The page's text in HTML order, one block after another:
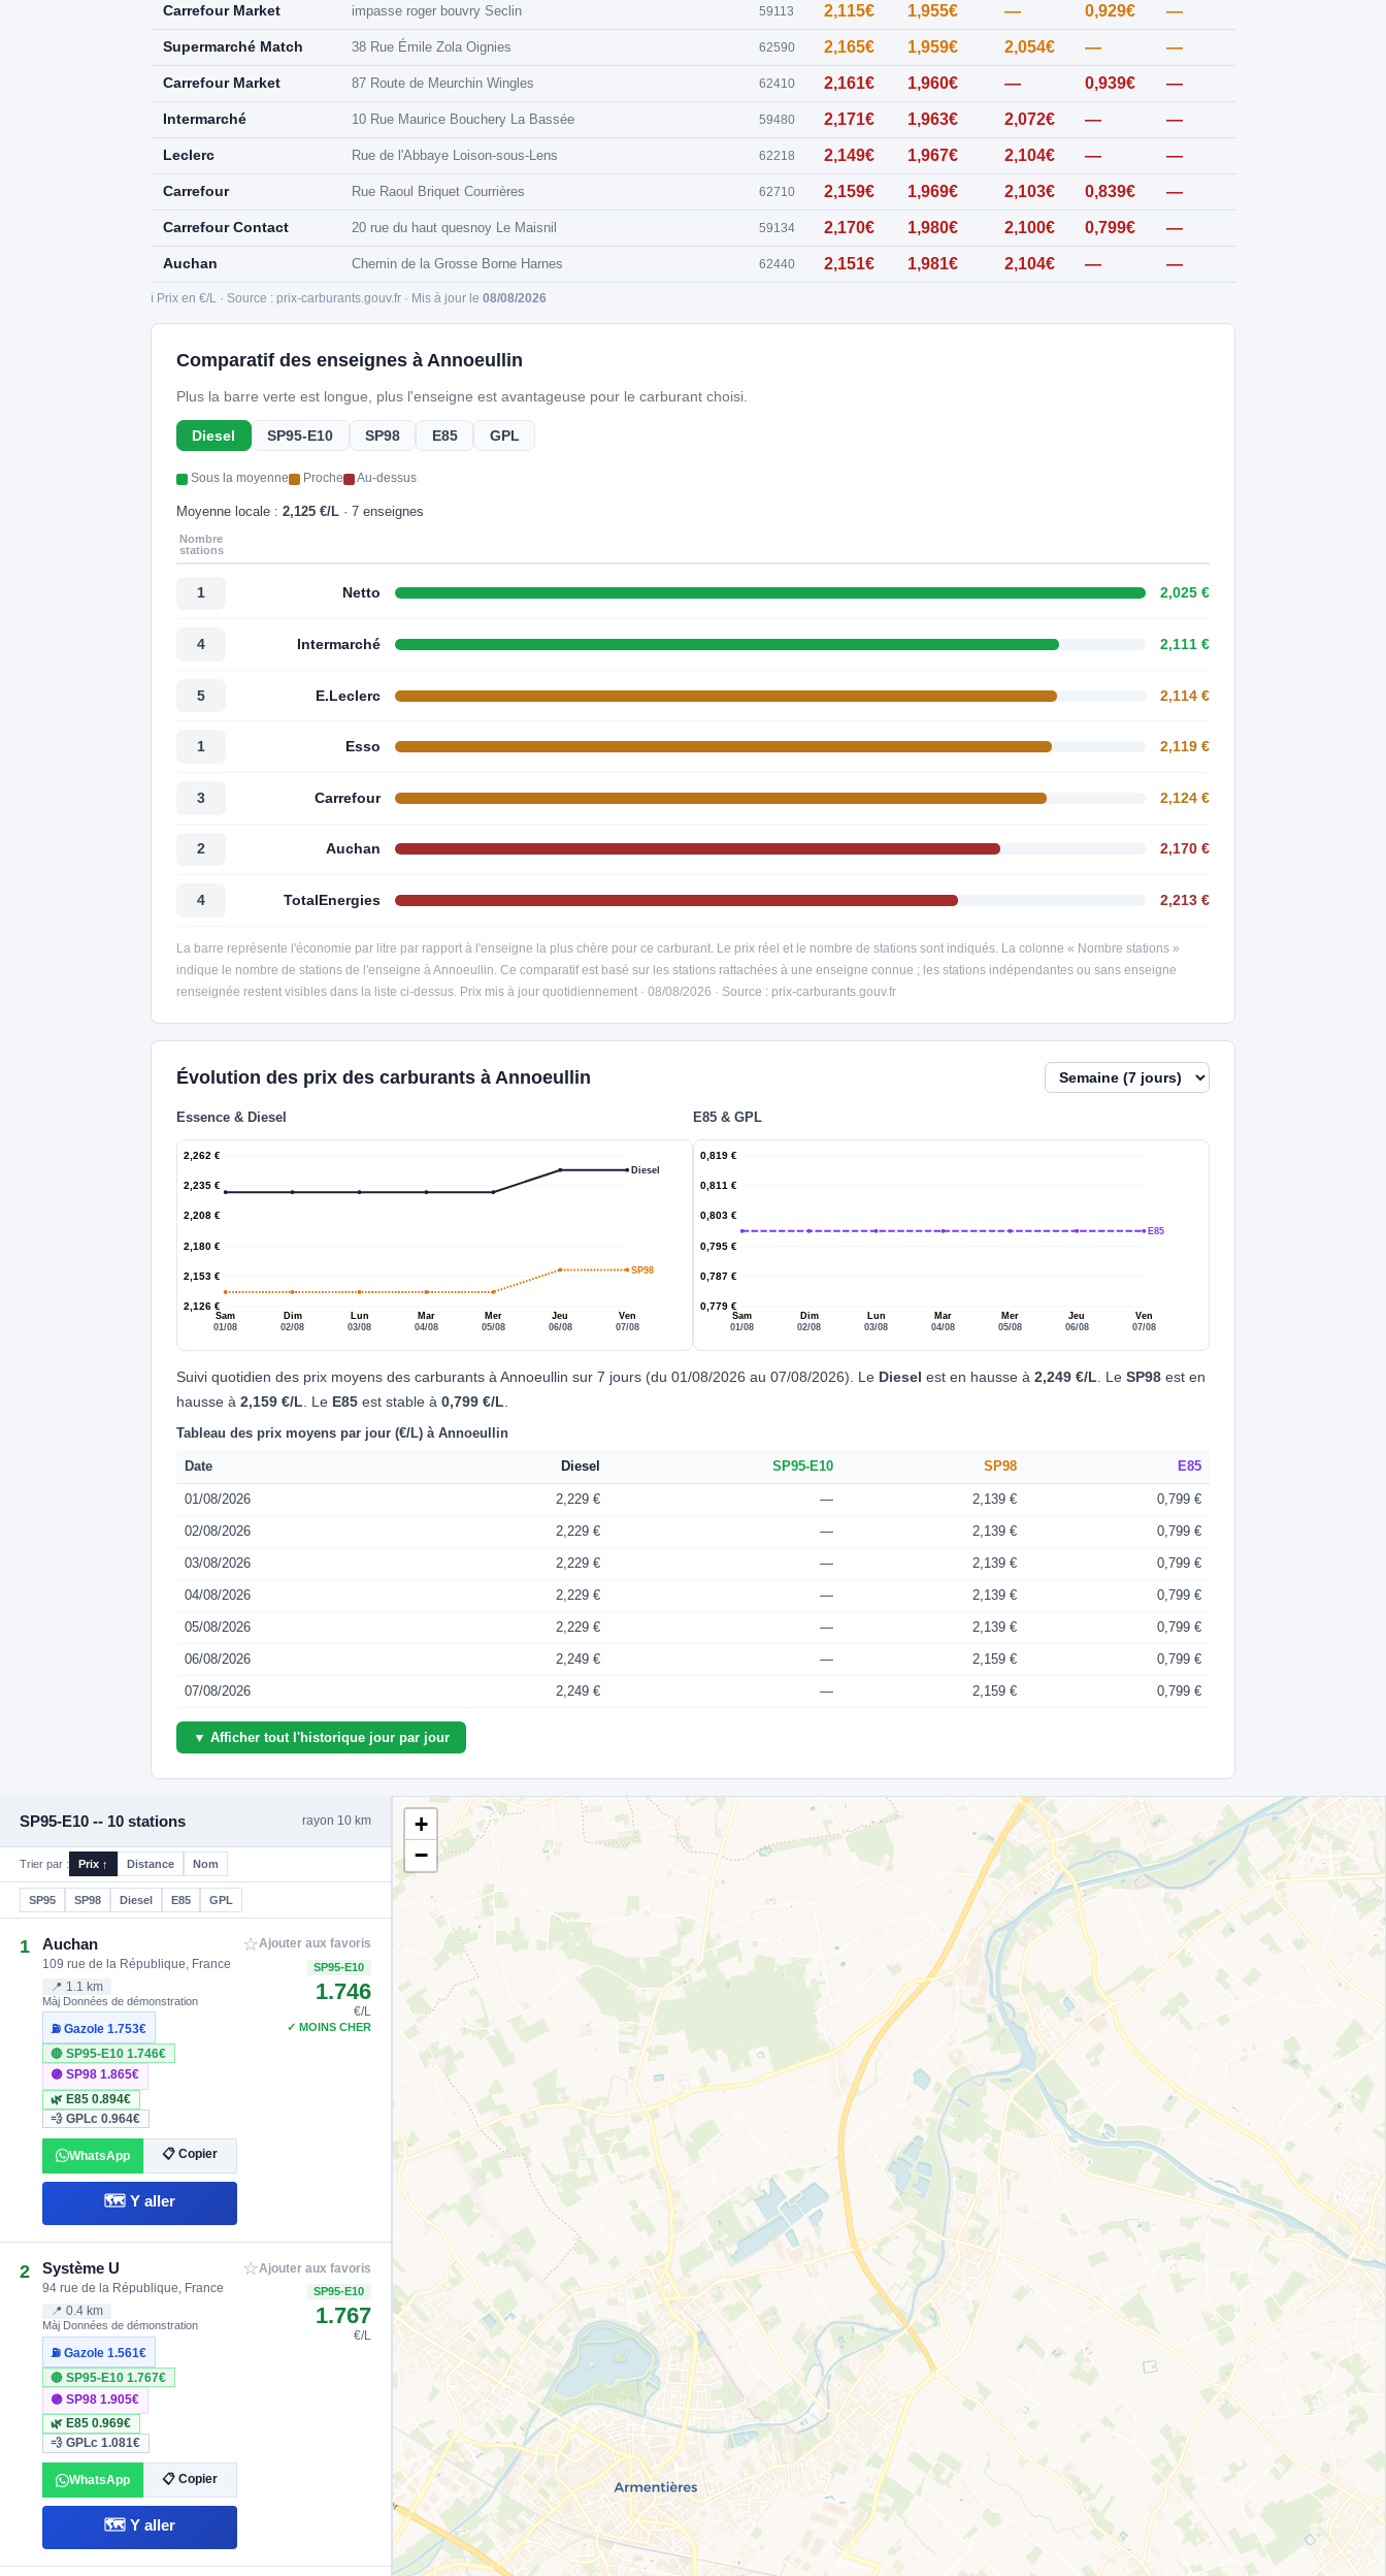
Carrefour Market impasse roger bouvry Seclin 59113 2,115€ 1,955€ — 0,929€ —
Supermarché Match 38 Rue Émile Zola Oignies 62590 2,165€ 1,959€ 2,054€ — —
Carrefour Market 87 Route de Meurchin Wingles 62410 2,161€ 1,960€ — 0,939€ —
Intermarché 10 Rue Maurice Bouchery La Bassée 59480 2,171€ 1,963€ 2,072€ — —
Leclerc Rue de l'Abbaye Loison-sous-Lens 62218 2,149€ 1,967€ 2,104€ — —
Carrefour Rue Raoul Briquet Courrières 62710 2,159€ 1,969€ 2,103€ 0,839€ —
Carrefour Contact 20 rue du haut quesnoy Le Maisnil 59134 2,170€ 1,980€ 2,100€ 0,799€ —
Auchan Chemin de la Grosse Borne Harnes 62440 2,151€ 1,981€ 2,104€ — —
ℹ️ Prix en €/L · Source : prix-carburants.gouv.fr · Mis à jour le 08/08/2026
Comparatif des enseignes à Annoeullin
Plus la barre verte est longue, plus l'enseigne est avantageuse pour le carburant choisi.
Diesel SP95-E10 SP98 E85 GPL
Sous la moyenne Proche Au-dessus
Moyenne locale : 2,125 €/L · 7 enseignes
Nombre
stations
1 Netto 2,025 €
4 Intermarché 2,111 €
5 E.Leclerc 2,114 €
1 Esso 2,119 €
3 Carrefour 2,124 €
2 Auchan 2,170 €
4 TotalEnergies 2,213 €
La barre représente l'économie par litre par rapport à l'enseigne la plus chère pour ce carburant. Le prix réel et le nombre de stations sont indiqués. La colonne « Nombre stations »
indique le nombre de stations de l'enseigne à Annoeullin. Ce comparatif est basé sur les stations rattachées à une enseigne connue ; les stations indépendantes ou sans enseigne
renseignée restent visibles dans la liste ci-dessus. Prix mis à jour quotidiennement · 08/08/2026 · Source : prix-carburants.gouv.fr
Évolution des prix des carburants à Annoeullin
Essence & Diesel
2,126 €
2,153 €
2,180 €
2,208 €
2,235 €
2,262 €
Sam
01/08
Dim
02/08
Lun
03/08
Mar
04/08
Mer
05/08
Jeu
06/08
Ven
07/08
Diesel
SP98
E85 & GPL
0,779 €
0,787 €
0,795 €
0,803 €
0,811 €
0,819 €
Sam
01/08
Dim
02/08
Lun
03/08
Mar
04/08
Mer
05/08
Jeu
06/08
Ven
07/08
E85
Suivi quotidien des prix moyens des carburants à Annoeullin sur 7 jours (du 01/08/2026 au 07/08/2026). Le Diesel est en hausse à 2,249 €/L . Le SP98 est en
hausse à 2,159 €/L . Le E85 est stable à 0,799 €/L
Tableau des prix moyens par jour (€/L) à Annoeullin
Date Diesel SP95-E10 SP98 E85
01/08/2026 2,229 € — 2,139 € 0,799 €
02/08/2026 2,229 € — 2,139 € 0,799 €
03/08/2026 2,229 € — 2,139 € 0,799 €
04/08/2026 2,229 € — 2,139 € 0,799 €
05/08/2026 2,229 € — 2,139 € 0,799 €
06/08/2026 2,249 € — 2,159 € 0,799 €
07/08/2026 2,249 € — 2,159 € 0,799 €
▼ Afficher tout l'historique jour par jour
SP95-E10 -- 10 stations rayon 10 km
Trier par : Prix ↑ Distance Nom
SP95 SP98 Diesel E85 GPL
1 Auchan
109 rue de la République, France
📍 1.1 km
Màj Données de démonstration
⛽ Gazole1.753€
🔴 SP95-E101.746€
🟣 SP981.865€
🌿 E850.894€
💨 GPLc0.964€
WhatsApp 📋 Copier
🗺️ Y aller
☆Ajouter aux favoris
SP95-E10
1.746
€/L
✓ MOINS CHER
2 Système U
94 rue de la République, France
📍 0.4 km
Màj Données de démonstration
⛽ Gazole1.561€
🔴 SP95-E101.767€
🟣 SP981.905€
🌿 E850.969€
💨 GPLc1.081€
WhatsApp 📋 Copier
🗺️ Y aller
☆Ajouter aux favoris
SP95-E10
1.767
€/L
+
−